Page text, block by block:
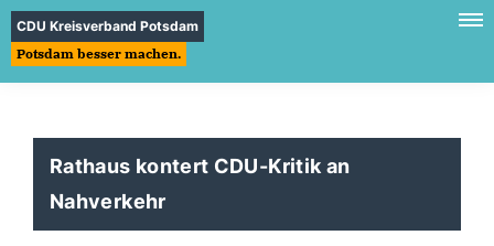
CDU Kreisverband Potsdam
Potsdam besser machen.
Rathaus kontert CDU-Kritik an
Nahverkehr